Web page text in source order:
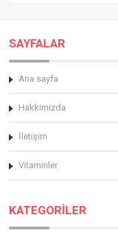
SAYFALAR
Ana sayfa
Hakkimizda
İletişim
Vitaminler
KATEGORİLER